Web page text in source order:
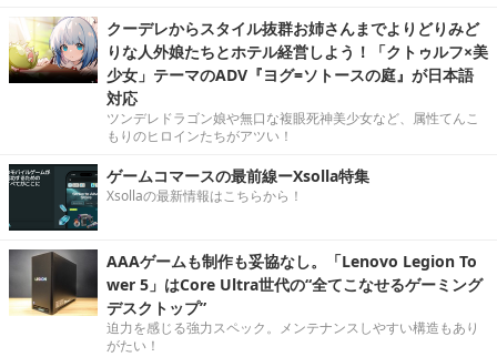
クーデレからスタイル抜群お姉さんまでよりどりみど
りな人外娘たちとホテル経営しよう！「クトゥルフ×美
少女」テーマのADV『ヨグ=ソトースの庭』が日本語
対応
ツンデレドラゴン娘や無口な複眼死神美少女など、属性てんこ
もりのヒロインたちがアツい！
ゲームコマースの最前線ーXsolla特集
Xsollaの最新情報はこちらから！
AAAゲームも制作も妥協なし。「Lenovo Legion To
wer 5」はCore Ultra世代の“全てこなせるゲーミング
デスクトップ”
迫力を感じる強力スペック。メンテナンスしやすい構造もあり
がたい！